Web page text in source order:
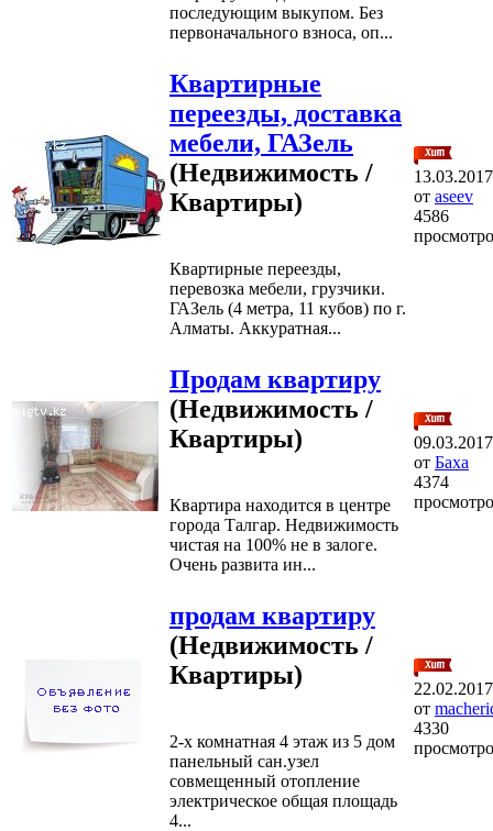
последующим выкупом. Без
первоначального взноса, оп...
Квартирные
переезды, доставка
мебели, ГАЗель
(Недвижимость /
Квартиры)
Квартирные переезды,
перевозка мебели, грузчики.
ГАЗель (4 метра, 11 кубов) по г.
Алматы. Аккуратная...
13.03.2017
от aseev
4586
Продам квартиру
(Недвижимость /
Квартиры)
Квартира находится в центре
города Талгар. Недвижимость
чистая на 100% не в залоге.
Очень развита ин...
09.03.2017
от Баха
4374
продам квартиру
(Недвижимость /
Квартиры)
2-х комнатная 4 этаж из 5 дом
панельный сан.узел
совмещенный отопление
электрическое общая площадь
4...
22.02.2017
от
4330